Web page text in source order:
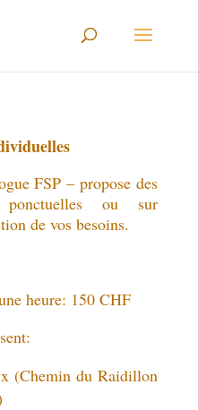
FSP – propose des
ponctuelles ou sur
de vos besoins.
heure: 150 CHF
(Chemin du Raidillon